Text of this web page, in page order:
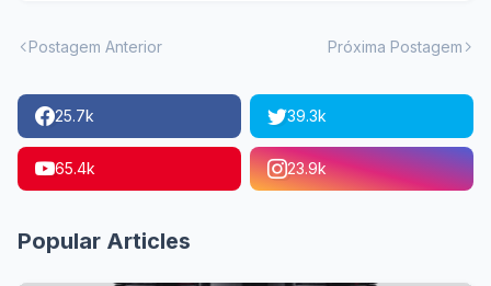
Postagem Anterior Próxima Postagem
25.7k 39.3k
65.4k 23.9k
Popular Articles